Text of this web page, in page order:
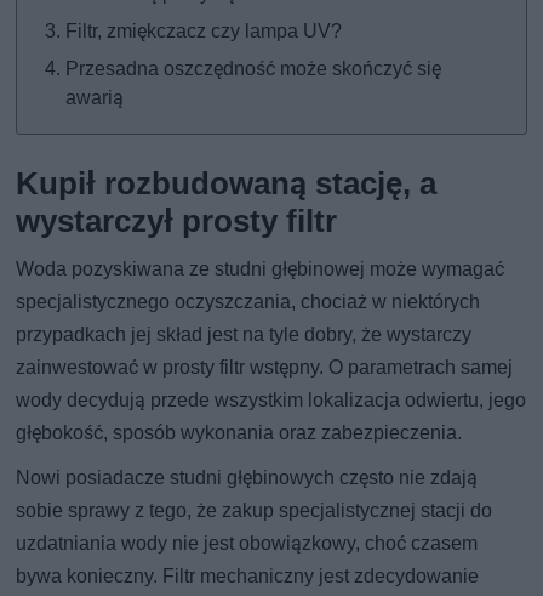
Filtr, zmiękczacz czy lampa UV?
Przesadna oszczędność może skończyć się
awarią
Kupił rozbudowaną stację, a
wystarczył prosty filtr
Woda pozyskiwana ze studni głębinowej może wymagać
specjalistycznego oczyszczania, chociaż w niektórych
przypadkach jej skład jest na tyle dobry, że wystarczy
zainwestować w prosty filtr wstępny. O parametrach samej
wody decydują przede wszystkim lokalizacja odwiertu, jego
głębokość, sposób wykonania oraz zabezpieczenia.
Nowi posiadacze studni głębinowych często nie zdają
sobie sprawy z tego, że zakup specjalistycznej stacji do
uzdatniania wody nie jest obowiązkowy, choć czasem
bywa konieczny. Filtr mechaniczny jest zdecydowanie